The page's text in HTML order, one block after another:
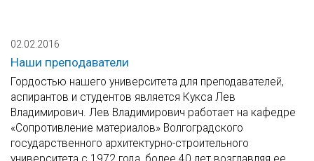
02.02.2016
Наши преподаватели
Гордостью нашего университета для преподавателей,
аспирантов и студентов является Кукса Лев
Владимирович. Лев Владимирович работает на кафедре
«Сопротивление материалов» Волгоградского
государственного архитектурно-строительного